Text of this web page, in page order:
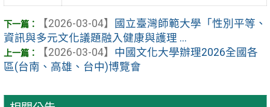
【2026-03-04】
國立臺灣師範大學「性別平等、
資訊與多元文化議題融入健康與護理 ...
【2026-03-04】 中國文化大學辦理2026全國各
區(台南、高雄、台中)博覽會